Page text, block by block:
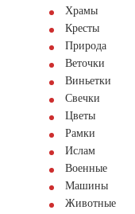
Храмы
Кресты
Природа
Веточки
Виньетки
Свечки
Цветы
Рамки
Ислам
Военные
Машины
Животные